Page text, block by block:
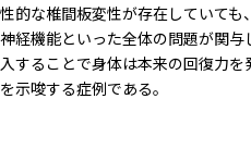
的な椎間板変性が存在していて
経機能といった全体の問題が関与
することで身体は本来の回復力
示唆する症例である。